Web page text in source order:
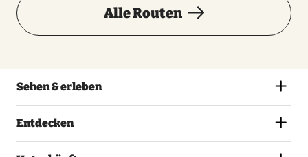
Alle Routen
Sehen & erleben
Entdecken